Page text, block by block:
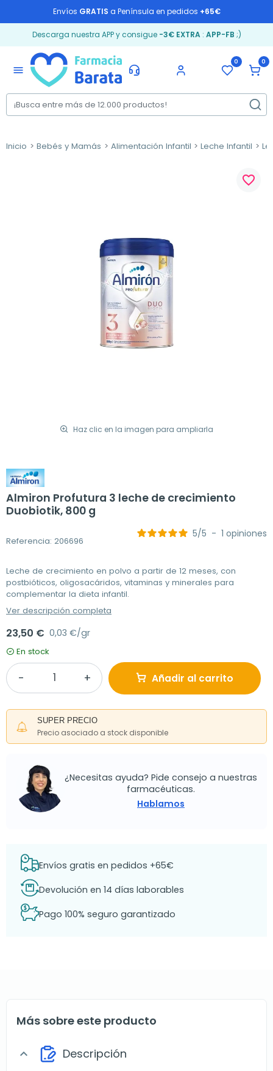
Envíos GRATIS a Península en pedidos +65€
Descarga nuestra APP y consigue -3€ EXTRA: APP-FB ;)
menu
0 0
Inicio Bebés y Mamás Alimentación Infantil Leche Infantil
Haz clic en la imagen para ampliarla
favorite_border
Almiron Profutura 3 leche de crecimiento
Duobiotik, 800 g
Referencia: 206696
5/5 - 1 opiniones
Leche de crecimiento en polvo a partir de 12 meses, con
postbióticos, oligosacáridos, vitaminas y minerales para
complementar la dieta infantil.
Ver descripción completa
23,50 € 0,03 €/gr
En stock
Añadir al carrito
SUPER PRECIO
Precio asociado a stock disponible
¿Necesitas ayuda? Pide consejo a nuestras
farmacéuticas.
Hablamos
Envíos gratis en pedidos +65€
Devolución en 14 días laborables
Pago 100% seguro garantizado
Más sobre este producto
expand_more Descripción